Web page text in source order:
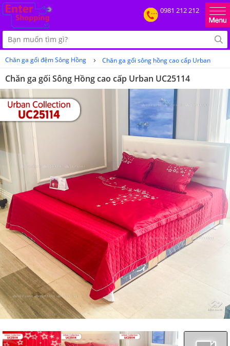
0981 212 212
Chăn ga gối đệm Sông Hồng › Chăn ga gối sông hồng cao cấp Urban
Chăn ga gối Sông Hồng cao cấp Urban UC25114